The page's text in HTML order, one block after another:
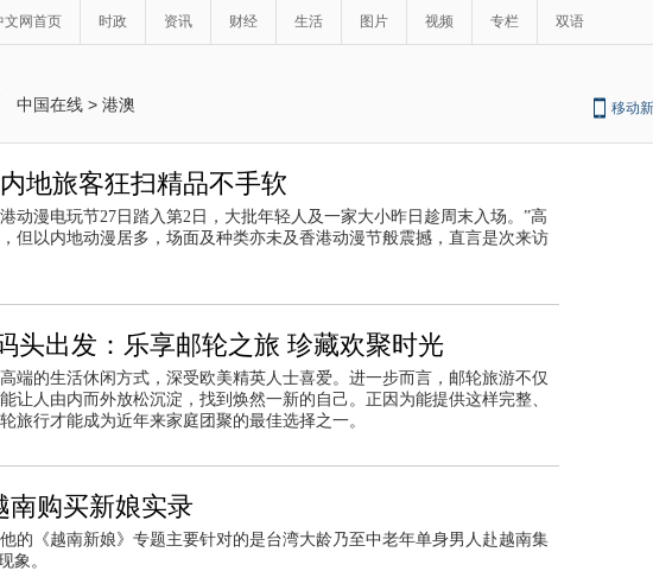
文网首页 时政 资讯 财经 生活 图片 视频 专栏 双语
中国在线 > 港澳 移动
地旅客狂扫精品不手软
动漫电玩节27日踏入第2日，大批年轻人及一家大小昨日趁周末入场。”高
但以内地动漫居多，场面及种类亦未及香港动漫节般震撼，直言是次来访
头出发：乐享邮轮之旅 珍藏欢聚时光
端的生活休闲方式，深受欧美精英人士喜爱。进一步而言，邮轮旅游不仅
让人由内而外放松沉淀，找到焕然一新的自己。正因为能提供这样完整、
旅行才能成为近年来家庭团聚的最佳选择之一。
南购买新娘实录
的《越南新娘》专题主要针对的是台湾大龄乃至中老年单身男人赴越南集
象。